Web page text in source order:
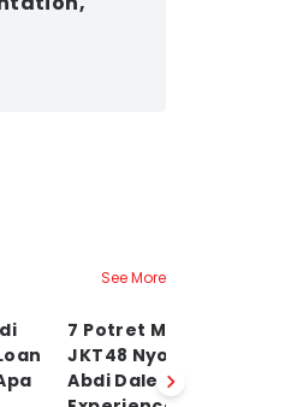
See More
7 Potret Member
JKT48 Nyobain
Abdi Dalem